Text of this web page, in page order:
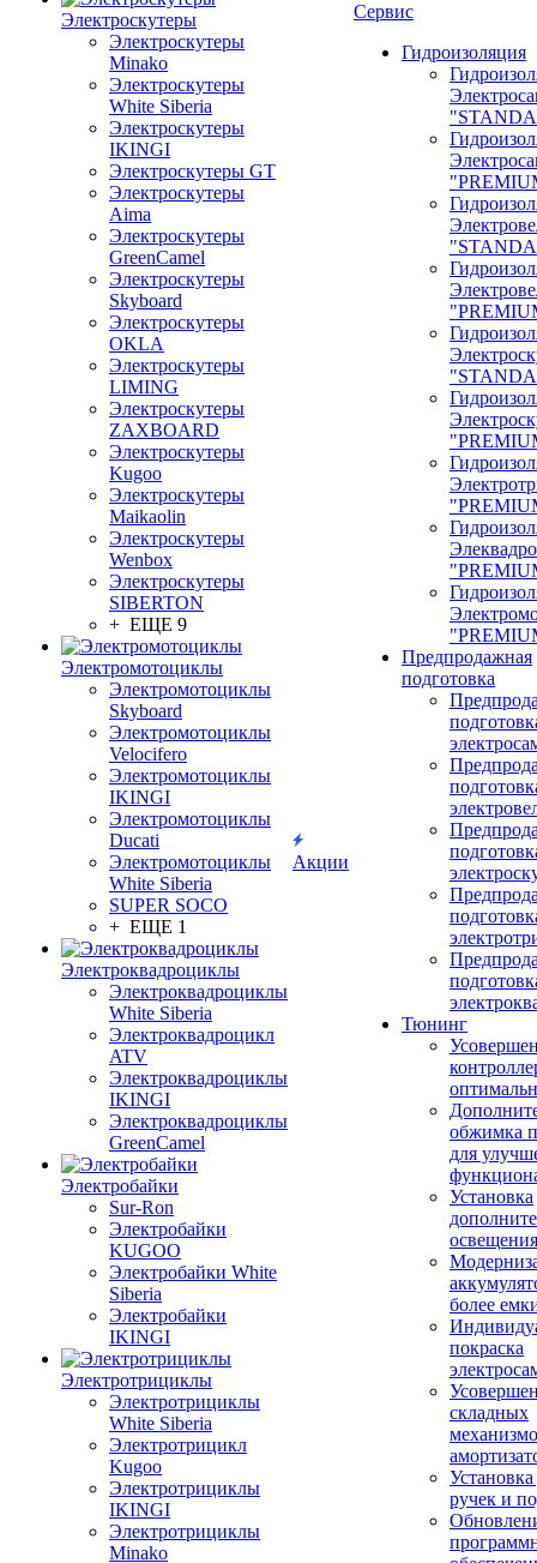
Электроскутеры
Электроскутеры
Minako
Электроскутеры
White Siberia
Электроскутеры
IKINGI
Электроскутеры GT
Электроскутеры
Aima
Электроскутеры
GreenCamel
Электроскутеры
Skyboard
Электроскутеры
OKLA
Электроскутеры
LIMING
Электроскутеры
ZAXBOARD
Электроскутеры
Kugoo
Электроскутеры
Maikaolin
Электроскутеры
Wenbox
Электроскутеры
SIBERTON
+ ЕЩЕ 9
Электромотоциклы
Электромотоциклы
Skyboard
Электромотоциклы
Velocifero
Электромотоциклы
IKINGI
Электромотоциклы
Ducati
Электромотоциклы
White Siberia
SUPER SOCO
+ ЕЩЕ 1
Электроквадроциклы
Электроквадроциклы
White Siberia
Электроквадроцикл
ATV
Электроквадроциклы
IKINGI
Электроквадроциклы
GreenCamel
Электробайки
Sur-Ron
Электробайки
KUGOO
Электробайки White
Siberia
Электробайки
IKINGI
Электротрициклы
Электротрициклы
White Siberia
Электротрицикл
Kugoo
Электротрициклы
IKINGI
Электротрициклы
Minako
Акции
Сервис
Гидроизоляция
Предпродажная
подготовка
Тюнинг
обжимка
для
Установка
освещения
более
покраска
складных
ручек и